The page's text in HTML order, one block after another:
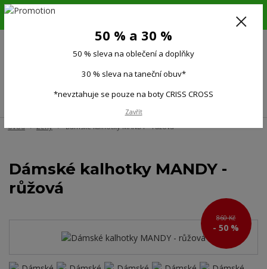
6.-16.8.26. DOVOLENÁ !!! 50 % SLEVA na všechno oblečení a doplňky !!!
(Po-Pá 9:00-15.00)
Úvod Ženy Dámské kalhotky MANDY - růžová
Dámské kalhotky MANDY -
růžová
860 Kč
- 50 %
50 % a 30 %
50 % sleva na oblečení a doplňky
30 % sleva na taneční obuv*
*nevztahuje se pouze na boty CRISS CROSS
Zavřít